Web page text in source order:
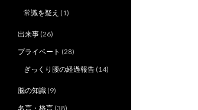
常識を疑え (1)
出来事 (26)
プライベート (28)
ぎっくり腰の経過報告 (14)
脳の知識 (9)
名言・格言 (38)